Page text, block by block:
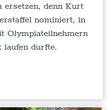
ersetzen, denn Kurt
nominiert, in
Olympiateilnehmern
laufen durfte.